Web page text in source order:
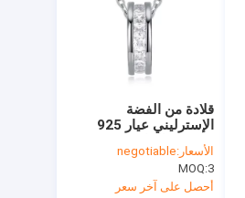
قلادة من الفضة
الإسترليني عيار 925
مرصعة بالماس صغيرة
جميلة الخصر سلسلة
مزاجه على الموضة
الأسعار:negotiable
MOQ:3
أحصل على آخر سعر